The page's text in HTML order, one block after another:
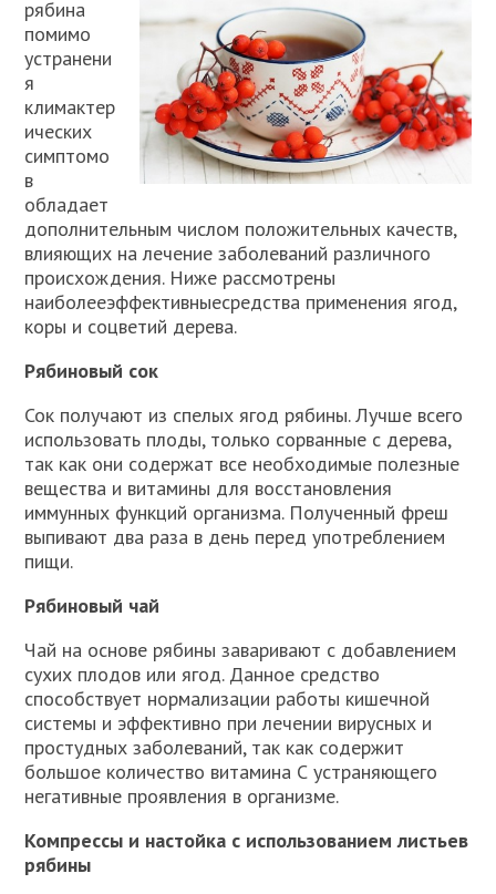
рябина
помимо
устранени
я
климактер
ических
симптомо
в
обладает
дополнительным числом положительных качеств,
влияющих на лечение заболеваний различного
происхождения. Ниже рассмотрены
наиболееэффективныесредства применения ягод,
коры и соцветий дерева.
Рябиновый сок
Сок получают из спелых ягод рябины. Лучше всего
использовать плоды, только сорванные с дерева,
так как они содержат все необходимые полезные
вещества и витамины для восстановления
иммунных функций организма. Полученный фреш
выпивают два раза в день перед употреблением
пищи.
Рябиновый чай
Чай на основе рябины заваривают с добавлением
сухих плодов или ягод. Данное средство
способствует нормализации работы кишечной
системы и эффективно при лечении вирусных и
простудных заболеваний, так как содержит
большое количество витамина С устраняющего
негативные проявления в организме.
Компрессы и настойка с использованием листьев
рябины